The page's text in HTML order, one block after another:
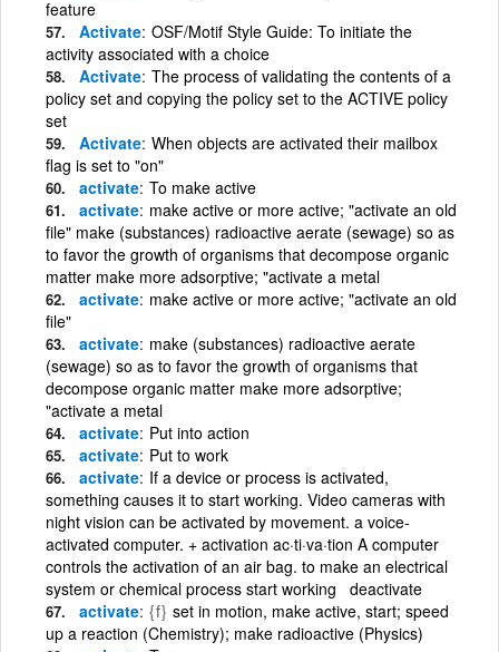
feature
Activate OSF/Motif Style Guide: To initiate the
activity associated with a choice
Activate The process of validating the contents of a
policy set and copying the policy set to the ACTIVE policy
set
Activate When objects are activated their mailbox
flag is set to "on"
activate To make active
activate make active or more active; "activate an old
file" make (substances) radioactive aerate (sewage) so as
to favor the growth of organisms that decompose organic
matter make more adsorptive; "activate a metal
activate make active or more active; "activate an old
file"
activate make (substances) radioactive aerate
(sewage) so as to favor the growth of organisms that
decompose organic matter make more adsorptive;
"activate a metal
activate Put into action
activate Put to work
activate If a device or process is activated,
something causes it to start working. Video cameras with
night vision can be activated by movement. a voice-
activated computer. + activation ac·ti·va·tion A computer
controls the activation of an air bag. to make an electrical
system or chemical process start working deactivate
activate {f} set in motion, make active, start; speed
up a reaction (Chemistry); make radioactive (Physics)